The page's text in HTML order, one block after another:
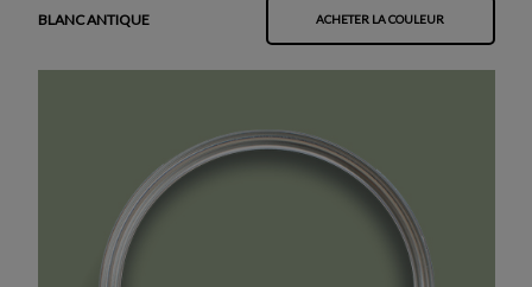
BLANC ANTIQUE ACHETER LA COULEUR